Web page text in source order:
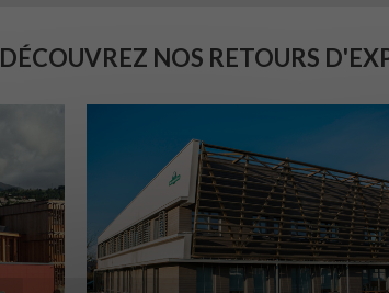
DÉCOUVREZ NOS RETOURS